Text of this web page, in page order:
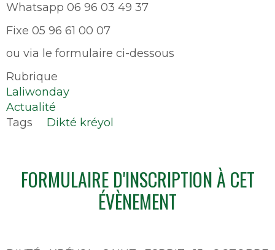
Whatsapp 06 96 03 49 37
Fixe 05 96 61 00 07
ou via le formulaire ci-dessous
Rubrique
Laliwonday
Actualité
Tags
Dikté kréyol
FORMULAIRE D'INSCRIPTION À CET
ÉVÈNEMENT